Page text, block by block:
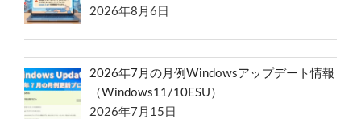
2026年8月6日
2026年7月の月例Windowsアップデート情報
（Windows11/10ESU）
2026年7月15日